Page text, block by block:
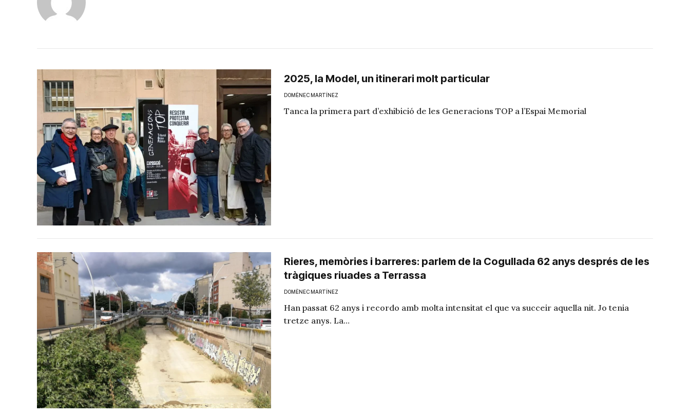
2025, la Model, un itinerari molt particular
DOMÈNEC MARTÍNEZ
Tanca la primera part d’exhibició de les Generacions TOP a l’Espai Memorial
Rieres, memòries i barreres: parlem de la Cogullada 62 anys després de les
tràgiques riuades a Terrassa
DOMÈNEC MARTÍNEZ
Han passat 62 anys i recordo amb molta intensitat el que va succeir aquella nit. Jo tenia
tretze anys. La…